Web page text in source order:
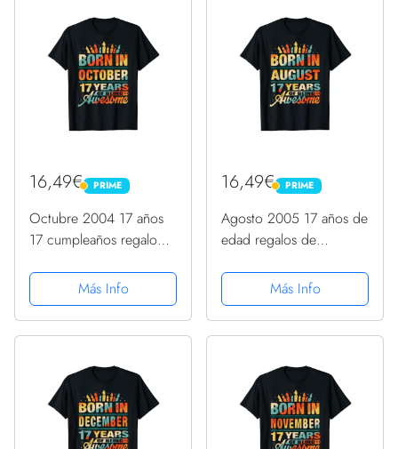
16,49€ PRIME
PRIME
Octubre 2004 17 años
17 cumpleaños regalo
Más Info
16,49€ PRIME
PRIME
Agosto 2005 17 años de
edad regalos de
gráfica Camiseta
Más Info